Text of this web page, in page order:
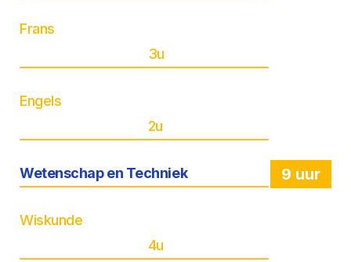
Frans
3u
Engels
2u
Wetenschap en Techniek 9 uur
Wiskunde
4u